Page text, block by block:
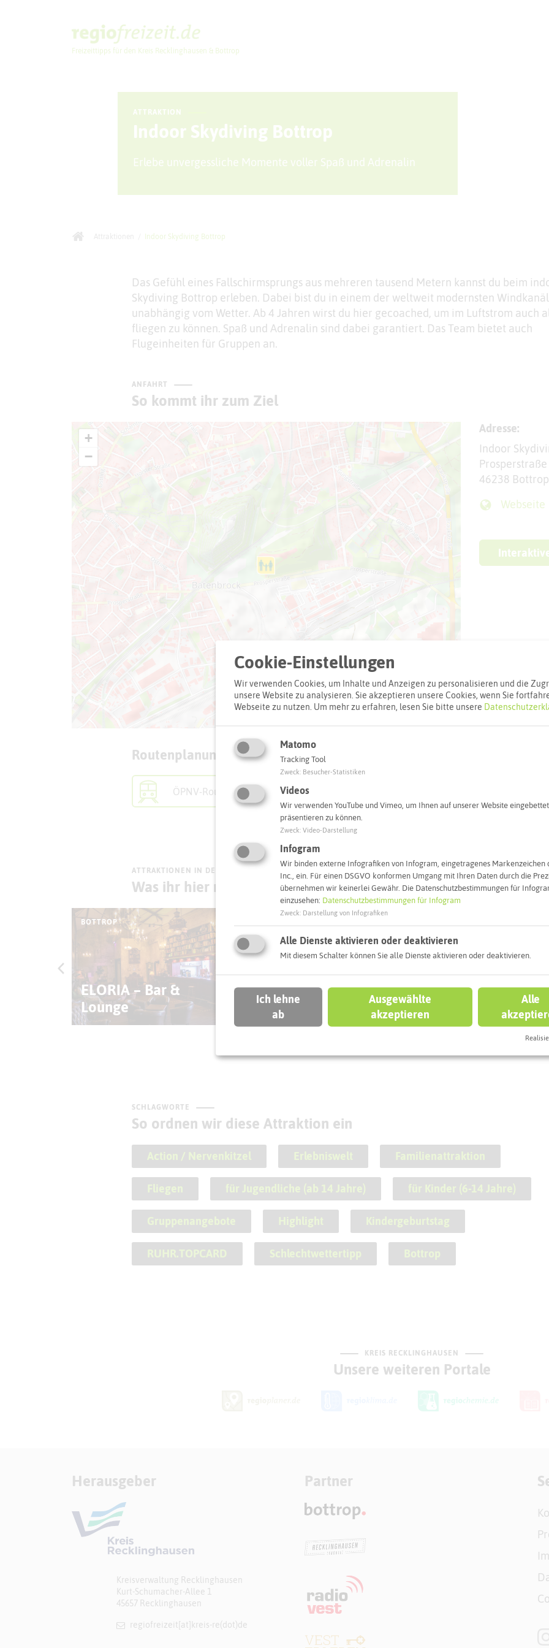
Freizeittipps für den Kreis Recklinghausen & Bottrop
Ausflugstipps Sport + Bewegung
ATTRAKTION
Indoor Skydiving Bottrop
Erlebe unvergessliche Momente voller Spaß und Adrenalin
Indoor Skydiving Bottrop
Das Gefühl eines Fallschirmsprungs aus mehreren tausend Metern kannst du beim
Skydiving Bottrop erleben. Dabei bist du in einem der weltweit modernsten
unabhängig vom Wetter. Ab 4 Jahren wirst du hier gecoached, um im Luftstrom auch
fliegen zu können. Spaß und Adrenalin sind dabei garantiert. Das Team bietet auch
Flugeinheiten für Gruppen an.
ANFAHRT
So kommt ihr zum Ziel
+
−
Adresse:
Indoor
46238 Bottrop
Webseite
Routenplanung zum Ziel:
ÖPNV-Route finden
ATTRAKTIONEN IN DER UMGEBUNG
Was ihr hier noch erleben könnt
BOTTROP
ELORIA – Bar &
Lounge
Kohlewäsche und
Förderberg (BE)
Halde
SCHLAGWORTE
So ordnen wir diese Attraktion ein
Action / Nervenkitzel Erlebniswelt Familienattraktion
Fliegen für Jugendliche (ab 14 Jahre) für Kinder (6-14 Jahre)
Gruppenangebote Highlight Kindergeburtstag
RUHR.TOPCARD Schlechtwettertipp Bottrop
KREIS RECKLINGHAUSEN
Unsere weiteren Portale
Herausgeber
Kreisverwaltung Recklinghausen
Kurt-Schumacher-Allee 1
45657 Recklinghausen
regiofreizeit[at]​kreis-re(dot)de
Partner
Cookie-Einstellungen
Wir verwenden Cookies, um Inhalte und Anzeigen zu personalisieren und die
unsere Website zu analysieren. Sie akzeptieren unsere Cookies, wenn Sie
Webseite zu nutzen. Um mehr zu erfahren, lesen Sie bitte unsere
Matomo
Tracking Tool
Zweck: Besucher-Statistiken
Videos
Wir verwenden YouTube und Vimeo, um Ihnen auf unserer Website
präsentieren zu können.
Zweck: Video-Darstellung
Infogram
Wir binden externe Infografiken von Infogram, eingetragenes Markenzeichen
Inc., ein. Für einen DSGVO konformen Umgang mit Ihren Daten durch die
übernehmen wir keinerlei Gewähr. Die Datenschutzbestimmungen für
einzusehen: Datenschutzbestimmungen für Infogram
Zweck: Darstellung von Infografiken
Alle Dienste aktivieren oder deaktivieren
Mit diesem Schalter können Sie alle Dienste aktivieren oder deaktivieren.
Ich lehne
ab
Ausgewählte
akzeptieren
Alle